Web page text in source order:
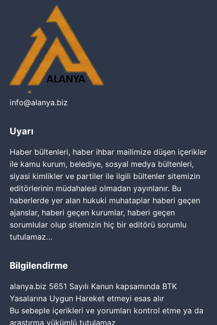
info@alanya.biz
Uyarı
Haber bültenleri, haber ihbar mailimize düşen içerikler
ile kamu kurum, belediye, sosyal medya bültenleri,
siyasi kimlikler ve partiler ile ilgili bültenler sitemizin
editörlerinin müdahalesi olmadan yayınlanır. Bu
haberlerde yer alan hukuki muhataplar haberi geçen
ajanslar, haberi geçen kurumlar, haberi geçen
sorumlular olup sitemizin hiç bir editörü sorumlu
tutulamaz…
Bilgilendirme
alanya.biz 5651 Sayılı Kanun kapsamında BTK
Yasalarına Uygun Hareket etmeyi esas alır
Bu sebeple içerikleri ve yorumları kontrol etme ya da
araştırma yükümlü tutulamaz